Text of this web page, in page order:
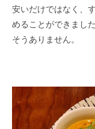
安いだけではなく、
める​ことができまし
そうありません。​